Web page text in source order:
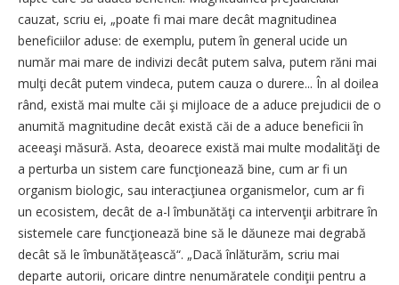
cauzat, scriu ei, „poate fi mai mare decât magnitudinea
beneficiilor aduse: de exemplu, putem în general ucide un
număr mai mare de indivizi decât putem salva, putem răni mai
mulţi decât putem vindeca, putem cauza o durere... În al doilea
rând, există mai multe căi şi mijloace de a aduce prejudicii de o
anumită magnitudine decât există căi de a aduce beneficii în
aceeaşi măsură. Asta, deoarece există mai multe modalităţi de
a perturba un sistem care funcţionează bine, cum ar fi un
organism biologic, sau interacţiunea organismelor, cum ar fi
un ecosistem, decât de a-l îmbunătăţi ca intervenţii arbitrare în
sistemele care funcţionează bine să le dăuneze mai degrabă
decât să le îmbunătăţească“. „Dacă înlăturăm, scriu mai
departe autorii, oricare dintre nenumăratele condiţii pentru a